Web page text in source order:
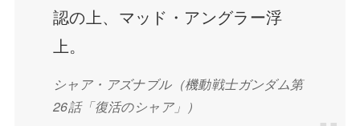
認の上、マッド・アングラー浮
上。
シャア・アズナブル（機動戦士ガンダム第
26話「復活のシャア」）